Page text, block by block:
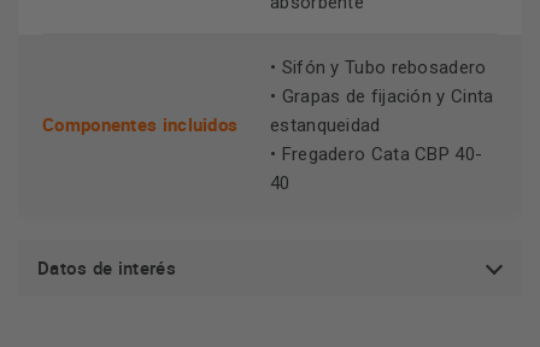
Componentes incluidos
• Sifón y Tubo rebosadero
• Grapas de fijación y Cinta
estanqueidad
• Fregadero Cata CBP 40-
40
Datos de interés